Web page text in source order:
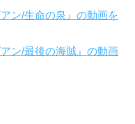
ン/生命の泉』の動画を
ン/最後の海賊』の動画